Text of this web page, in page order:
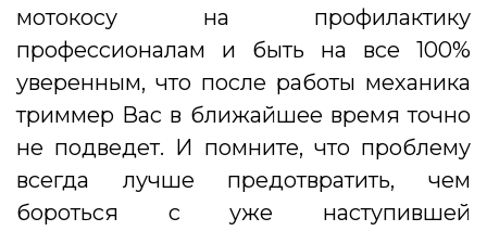
мотокосу на профилактику
профессионалам и быть на все 100%
уверенным, что после работы механика
триммер Вас в ближайшее время точно
не подведет. И помните, что проблему
всегда лучше предотвратить, чем
бороться с уже наступившей